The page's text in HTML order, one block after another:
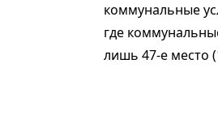
коммунальные
где
лишь 47-е место